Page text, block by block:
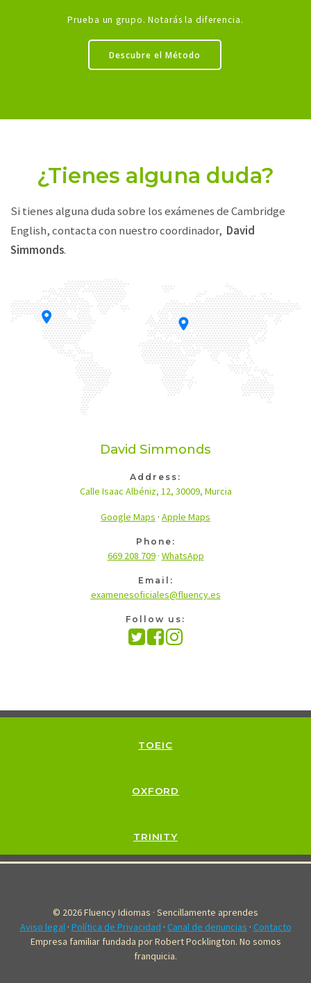
Prueba un grupo. Notarás la diferencia.
Descubre el Método
¿Tienes alguna duda?
Si tienes alguna duda sobre los exámenes de Cambridge
English, contacta con nuestro coordinador, David
Simmonds.
David Simmonds
Address:
Calle Isaac Albéniz, 12, 30009, Murcia
Google Maps · Apple Maps
Phone:
669 208 709· WhatsApp
Email:
examenesoficiales@fluency.es
Follow us:
TOEIC
OXFORD
TRINITY
© 2026 Fluency Idiomas · Sencillamente aprendes
Aviso legal· Política de Privacidad · Canal de denuncias · Contacto
Empresa familiar fundada por Robert Pocklington. No somos
franquicia.